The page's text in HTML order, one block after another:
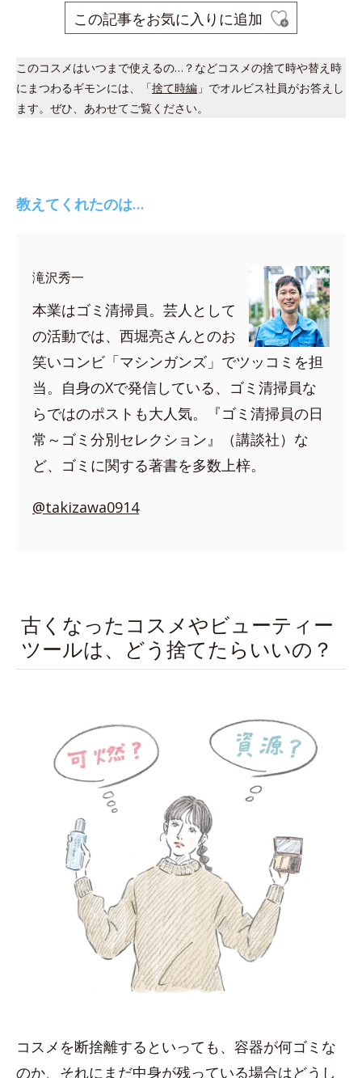
この記事をお気に入りに追加
このコスメはいつまで使えるの…？などコスメの捨て時や替え時
にまつわるギモンには、「捨て時編 」でオルビス社員がお答えし
ます。ぜひ、あわせてご覧ください。
教えてくれたのは…
滝沢秀一
本業はゴミ清掃員。芸人として
の活動では、西堀亮さんとのお
笑いコンビ「マシンガンズ」でツッコミを担
当。自身のXで発信している、ゴミ清掃員な
らではのポストも大人気。『ゴミ清掃員の日
常～ゴミ分別セレクション』（講談社）な
ど、ゴミに関する著書を多数上梓。
@takizawa0914
古くなったコスメやビューティー
ツールは、どう捨てたらいいの？
コスメを断捨離するといっても、容器が何ゴミな
のか、それにまだ中身が残っている場合はどうし